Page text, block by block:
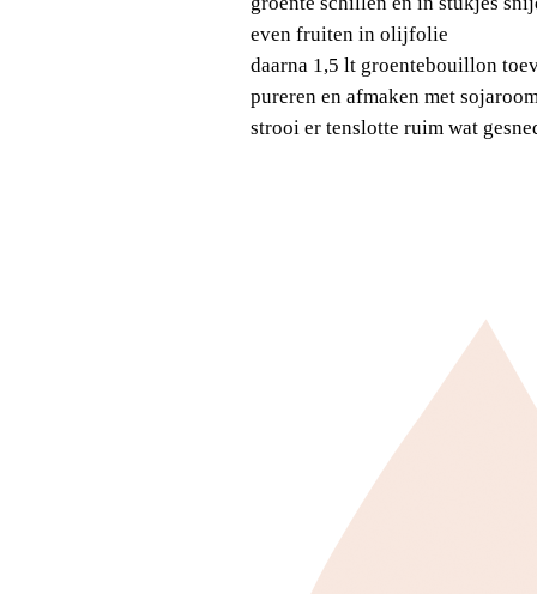
even fruiten in olijfolie
daarna 1,5 lt groentebouillon
pureren en afmaken met
strooi er tenslotte ruim wat